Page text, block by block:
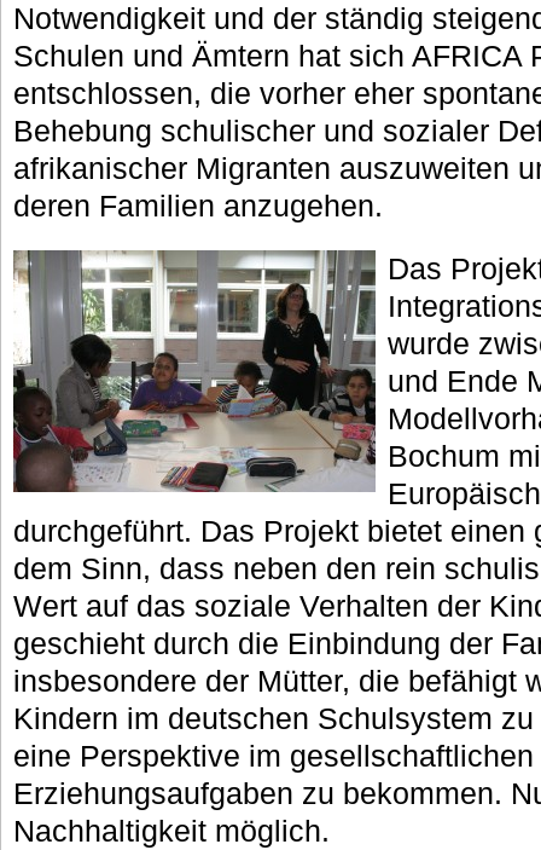
Notwendigkeit und der ständig
Schulen und Ämtern hat sich AFRICA
entschlossen, die vorher eher
Behebung schulischer und sozialer
afrikanischer Migranten auszuweiten
deren Familien anzugehen.
Das
wurde
und Ende
Bochum
durchgeführt. Das Projekt bietet einen
dem Sinn, dass neben den rein
Wert auf das soziale Verhalten der
geschieht durch die Einbindung der
insbesondere der Mütter, die befähigt
Kindern im deutschen Schulsystem
eine Perspektive im
Erziehungsaufgaben zu bekommen.
Nachhaltigkeit möglich.